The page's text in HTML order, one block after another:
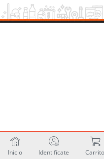
Inicio Identifícate Carrito